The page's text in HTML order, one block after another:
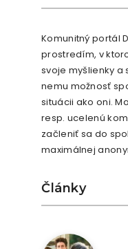
Komunitný portál
prostredím, v
svoje myšlienky a
nemu možnosť
situácii ako oni.
resp. ucelenú
začleniť sa do
maximálnej
Články